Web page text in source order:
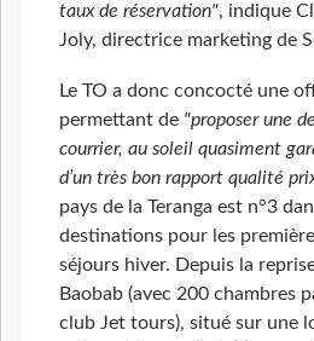
taux de réservation", indique
Joly, directrice marketing de
Le TO a donc concocté une
permettant de "proposer une
courrier, au soleil quasiment
d’un très bon rapport qualité
pays de la Teranga est n°3
destinations pour les
séjours hiver. Depuis la
Baobab (avec 200 chambres
club Jet tours), situé sur une